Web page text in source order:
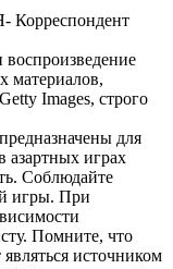
Корреспондент
материалов,
Images, строго
для
азартных играх
Соблюдайте
игры. При
Помните, что
источником